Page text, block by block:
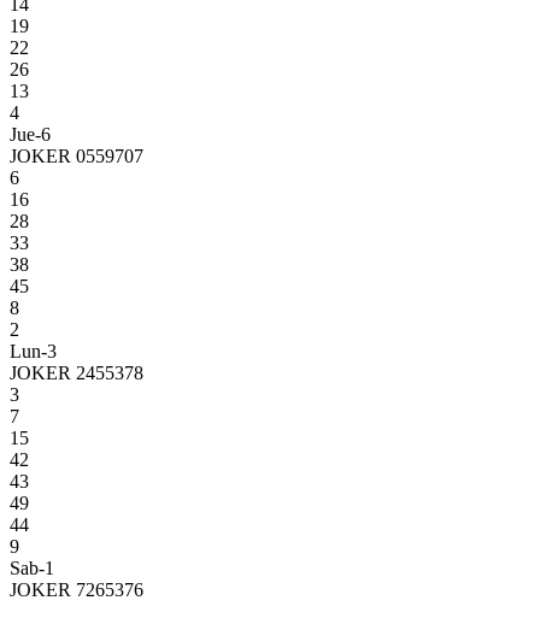
19
22
26
13
4
Jue-6
JOKER 0559707
6
16
28
33
38
45
8
2
Lun-3
JOKER 2455378
3
7
15
42
43
49
44
9
Sab-1
JOKER 7265376